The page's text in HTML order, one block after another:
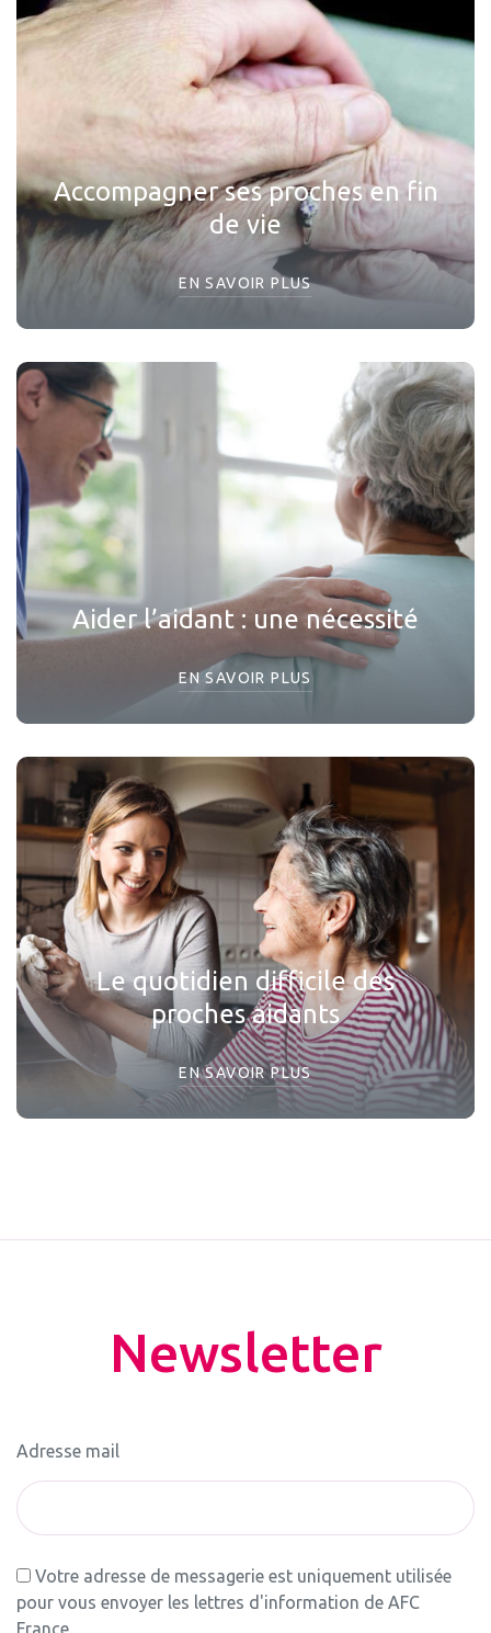
Accompagner ses proches en fin
de vie
EN SAVOIR PLUS
Aider l’aidant : une nécessité
EN SAVOIR PLUS
Le quotidien difficile des
proches aidants
EN SAVOIR PLUS
Newsletter
Adresse mail
Votre adresse de messagerie est uniquement utilisée
pour vous envoyer les lettres d'information de AFC